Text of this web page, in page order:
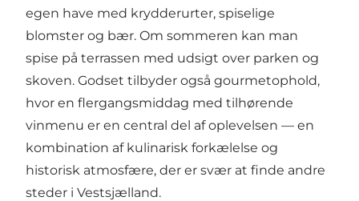
egen have med krydderurter, spiselige
blomster og bær. Om sommeren kan man
spise på terrassen med udsigt over parken og
skoven. Godset tilbyder også gourmetophold,
hvor en flergangsmiddag med tilhørende
vinmenu er en central del af oplevelsen — en
kombination af kulinarisk forkælelse og
historisk atmosfære, der er svær at finde andre
steder i Vestsjælland.